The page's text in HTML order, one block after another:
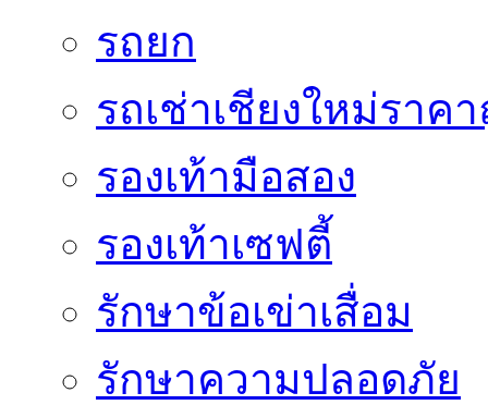
รถยก
รถเช่าเชียงใหม่ราค
รองเท้ามือสอง
รองเท้าเซฟตี้
รักษาข้อเข่าเสื่อม
รักษาความปลอดภัย